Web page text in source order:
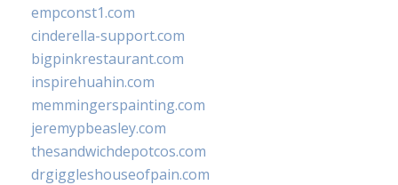
empconst1.com
cinderella-support.com
bigpinkrestaurant.com
inspirehuahin.com
memmingerspainting.com
jeremypbeasley.com
thesandwichdepotcos.com
drgiggleshouseofpain.com